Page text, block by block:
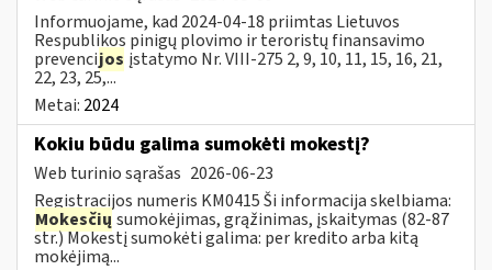
Informuojame, kad 2024-04-18 priimtas Lietuvos
Respublikos pinigų plovimo ir teroristų finansavimo
prevencijos įstatymo Nr. VIII-275 2, 9, 10, 11, 15, 16, 21,
22, 23, 25,...
Metai: 2024
Kokiu būdu galima sumokėti mokestį?
Web turinio sąrašas 2026-06-23
Registracijos numeris KM0415 Ši informacija skelbiama:
Mokesčių sumokėjimas, grąžinimas, įskaitymas (82-87
str.) Mokestį sumokėti galima: per kredito arba kitą
mokėjimą...